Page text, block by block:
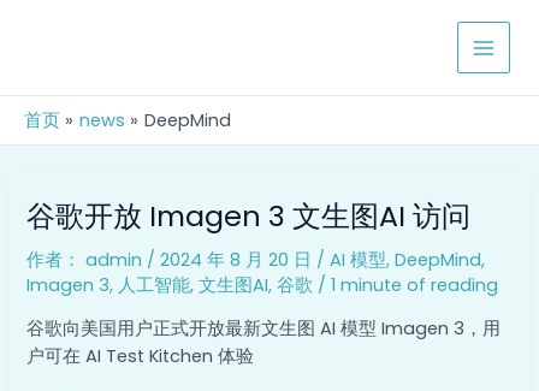
MAIN
首页 news DeepMind
谷歌开放 Imagen 3 文生图AI 访问
作者： admin /2024 年 8 月 20 日 /AI 模型,DeepMind,
Imagen 3, 人工智能,文生图AI,谷歌 /1 minute of reading
谷歌向美国用户正式开放最新文生图 AI 模型 Imagen 3，用
户可在 AI Test Kitchen 体验
歌
放
Imagen
3
文